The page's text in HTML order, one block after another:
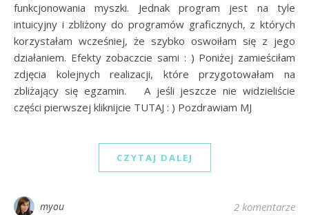
funkcjonowania myszki. Jednak program jest na tyle
intuicyjny i zbliżony do programów graficznych, z których
korzystałam wcześniej, że szybko oswoiłam się z jego
działaniem. Efekty zobaczcie sami : ) Poniżej zamieściłam
zdjęcia kolejnych realizacji, które przygotowałam na
zbliżający się egzamin. A jeśli jeszcze nie widzieliście
części pierwszej kliknijcie TUTAJ : ) Pozdrawiam MJ
CZYTAJ DALEJ
myou 2 komentarze